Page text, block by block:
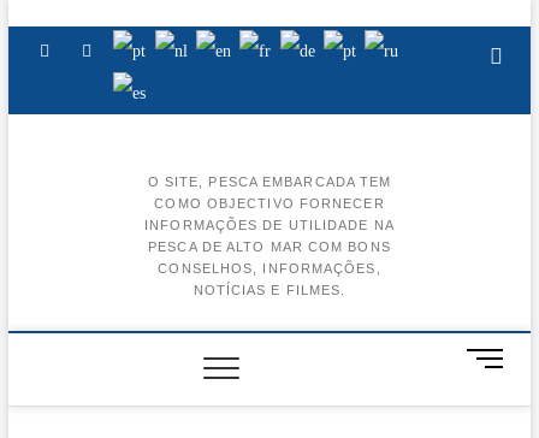
content
FacebookInstagramYoutube
O SITE, PESCA EMBARCADA TEM
COMO OBJECTIVO FORNECER
INFORMAÇÕES DE UTILIDADE NA
PESCA DE ALTO MAR COM BONS
CONSELHOS, INFORMAÇÕES,
NOTÍCIAS E FILMES.
M
n